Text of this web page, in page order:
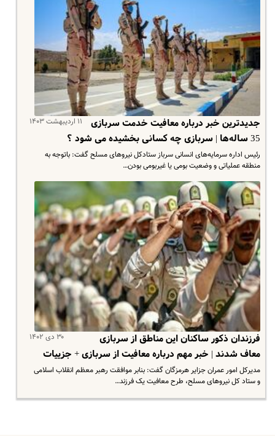
۱۱ اردیبهشت ۱۴۰۳
جدیدترین خبر درباره معافیت خدمت سربازی
35 ساله‌ها | سربازی چه کسانی بخشیده می شود ؟
رئیس اداره سرمایه‌های انسانی سرباز ستادکل نیروهای مسلح گفت: باتوجه به
منطقه عملیاتی و وضعیت بومی یا غیربومی بودن…
۳۰ دی ۱۴۰۲
فرزندان ذکور ساکنان این مناطق از سربازی
معاف شدند | خبر مهم درباره معافیت از سربازی + جزییات
مدیرکل امور عمران جزایر هرمزگان گفت: بنابر موافقت رهبر معظم انقلاب اسلامی
و ستاد کل نیرو‌های مسلح، طرح معافیت یک فرزند…